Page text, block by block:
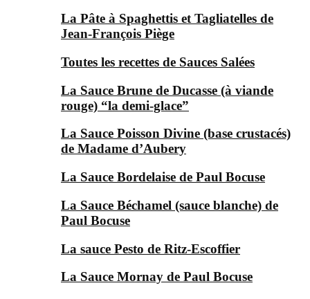
La Pâte à Spaghettis et Tagliatelles de
Jean-François Piège
Toutes les recettes de Sauces Salées
La Sauce Brune de Ducasse (à viande
rouge) “la demi-glace”
La Sauce Poisson Divine (base crustacés)
de Madame d’Aubery
La Sauce Bordelaise de Paul Bocuse
La Sauce Béchamel (sauce blanche) de
Paul Bocuse
La sauce Pesto de Ritz-Escoffier
La Sauce Mornay de Paul Bocuse